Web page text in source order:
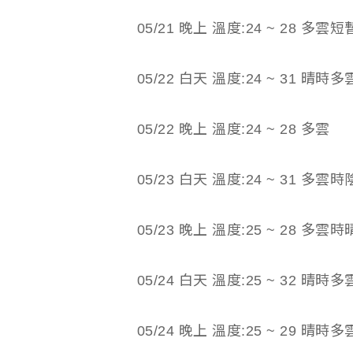
05/21 晚上 溫度:24 ~ 28 多雲短
05/22 白天 溫度:24 ~ 31 晴時多
05/22 晚上 溫度:24 ~ 28 多雲
05/23 白天 溫度:24 ~ 31 多雲時
05/23 晚上 溫度:25 ~ 28 多雲時
05/24 白天 溫度:25 ~ 32 晴時多
05/24 晚上 溫度:25 ~ 29 晴時多